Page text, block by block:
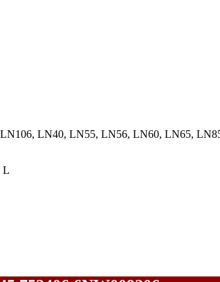
LN40, LN55, LN56, LN60, LN65,
L